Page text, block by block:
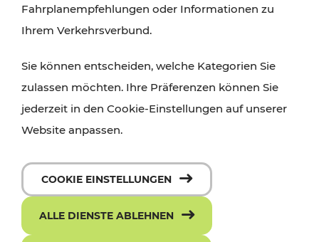
Fahrplanempfehlungen oder Informationen zu
Ihrem Verkehrsverbund.
Sie können entscheiden, welche Kategorien Sie
zulassen möchten. Ihre Präferenzen können Sie
jederzeit in den Cookie-Einstellungen auf unserer
Website anpassen.
COOKIE EINSTELLUNGEN
ALLE DIENSTE ABLEHNEN